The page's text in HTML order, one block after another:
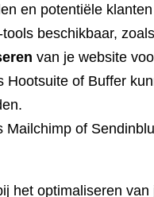
en potentiële
beschikbaar,
van je website
Hootsuite of Buffer
of
het optimaliseren